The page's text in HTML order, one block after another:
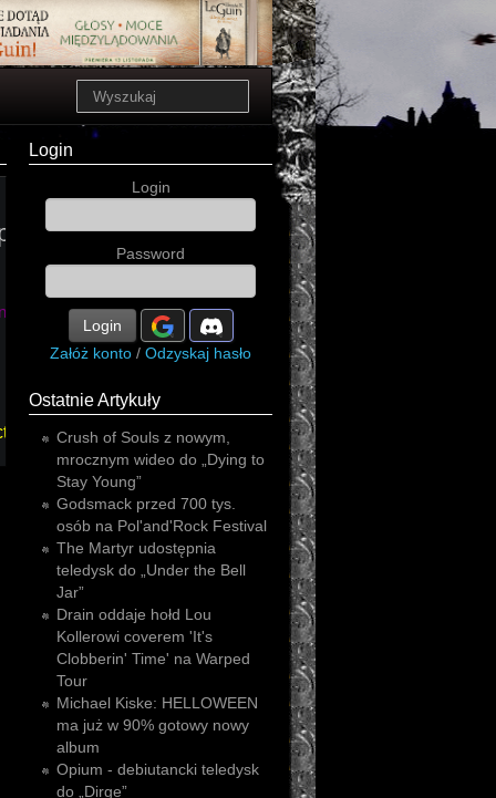
electronic dark
Login
Login
Password
Login
Załóż konto / Odzyskaj hasło
Ostatnie Artykuły
Crush of Souls z nowym,
mrocznym wideo do „Dying to
Stay Young”
Godsmack przed 700 tys.
osób na Pol'and'Rock Festival
The Martyr udostępnia
teledysk do „Under the Bell
Jar”
Drain oddaje hołd Lou
Kollerowi coverem 'It's
Clobberin' Time' na Warped
Tour
Michael Kiske: HELLOWEEN
ma już w 90% gotowy nowy
album
Opium - debiutancki teledysk
do „Dirge”